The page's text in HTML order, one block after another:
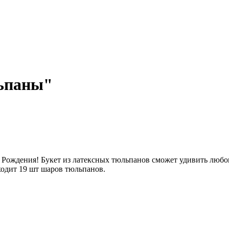
Букет из латексных тюльпанов сможет удивить
19 шт шаров тюльпанов.